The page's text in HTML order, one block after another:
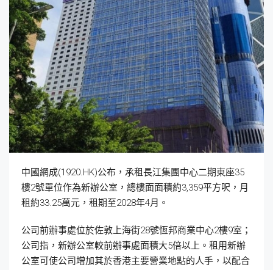
中國網成(1920.HK)公布，承租長江集團中心二期東座35
樓2號單位作為新辦公室，總樓面面積約3,359平方呎，月
租約33.25萬元，租期至2028年4月。
公司前辦事處位於佐敦上海街28號恆邦商業中心2樓9室；
公司指，新辦公室較前辦事處面積大5倍以上。租用新辦
公室可使公司增加其於香港主要營業地點的人手，以配合